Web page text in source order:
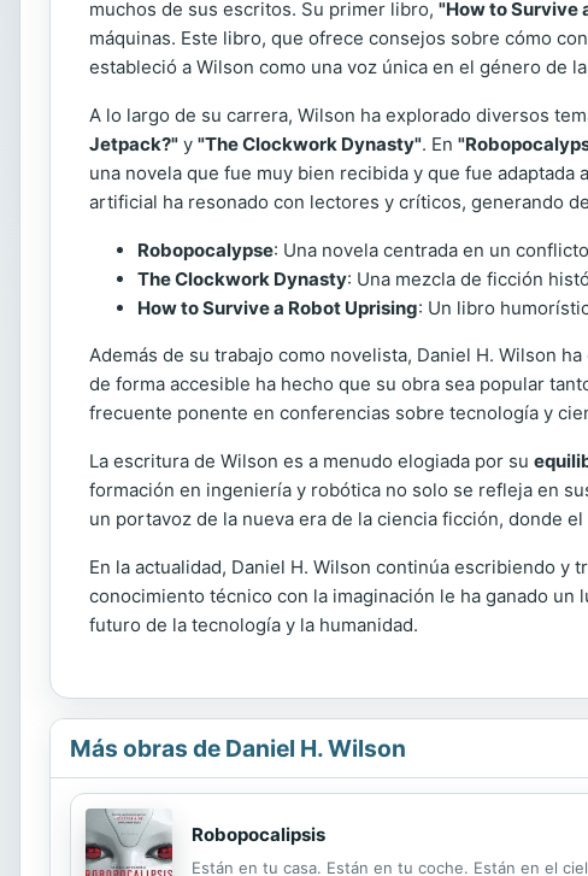
muchos de sus escritos. Su primer libro, "How to Survive
máquinas. Este libro, que ofrece consejos sobre cómo
estableció a Wilson como una voz única en el género de
A lo largo de su carrera, Wilson ha explorado diversos
Jetpack?" y "The Clockwork Dynasty". En
una novela que fue muy bien recibida y que fue
artificial ha resonado con lectores y críticos, generando
Robopocalypse: Una novela centrada en un
The Clockwork Dynasty: Una mezcla de ficción
How to Survive a Robot Uprising: Un libro
Además de su trabajo como novelista, Daniel H. Wilson
de forma accesible ha hecho que su obra sea popular
frecuente ponente en conferencias sobre tecnología y
La escritura de Wilson es a menudo elogiada por su
formación en ingeniería y robótica no solo se refleja en
un portavoz de la nueva era de la ciencia ficción, donde
En la actualidad, Daniel H. Wilson continúa escribiendo y
conocimiento técnico con la imaginación le ha ganado
futuro de la tecnología y la humanidad.
Más obras de Daniel H. Wilson
Robopocalipsis
Están en tu casa. Están en tu coche. Están en el